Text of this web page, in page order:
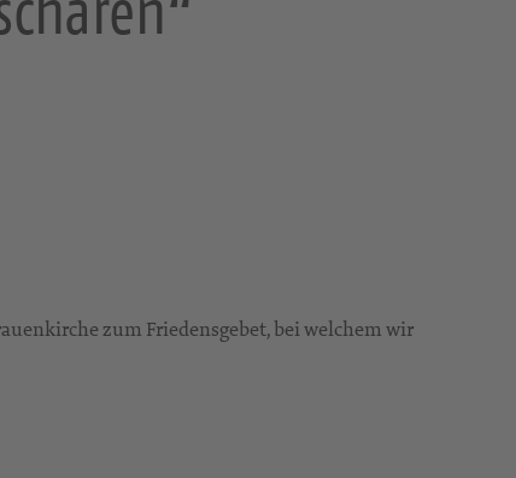
zum Friedensgebet, bei welchem wir